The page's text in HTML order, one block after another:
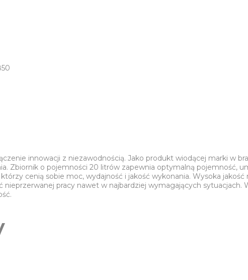
innowacji z niezawodnością. Jako produkt wiodącej marki w
Zbiornik o pojemności 20 litrów zapewnia optymalną pojemność,
cenią sobie moc, wydajność i jakość wykonania. Wysoka
pracy nawet w najbardziej wymagających sytuacjach.